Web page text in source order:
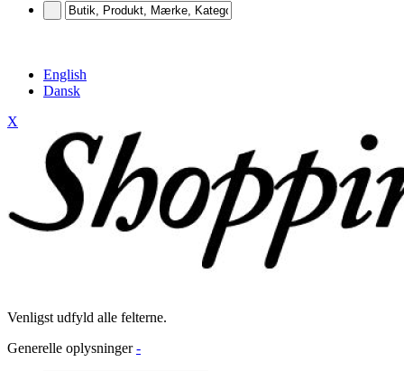
English
Dansk
X
Venligst udfyld alle felterne.
Generelle oplysninger -